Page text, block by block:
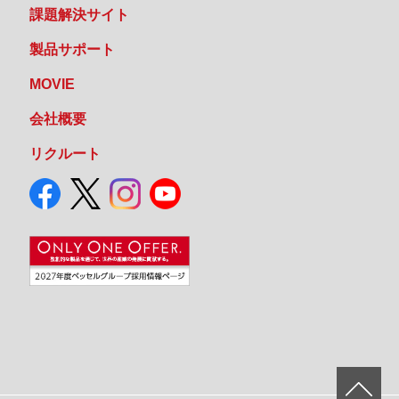
課題解決サイト
製品サポート
MOVIE
会社概要
リクルート